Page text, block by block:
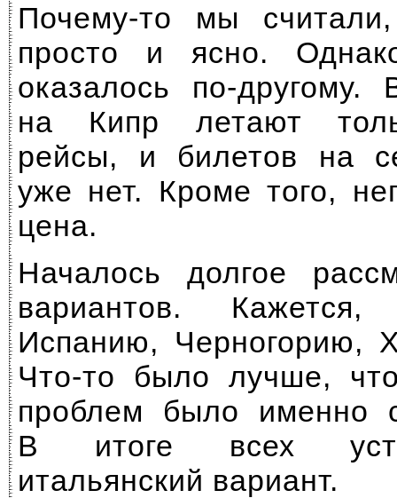
Почему-то мы
просто и ясно.
оказалось по-другому.
на Кипр летают
рейсы, и билетов на
уже нет. Кроме того,
цена.
Началось долгое
вариантов.
Испанию, Черногорию,
Что-то было лучше,
проблем было именно
В итоге всех
итальянский вариант.